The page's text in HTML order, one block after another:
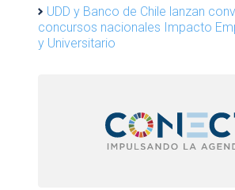
UDD y Banco de Chile lanzan
concursos nacionales Impacto
y Universitario